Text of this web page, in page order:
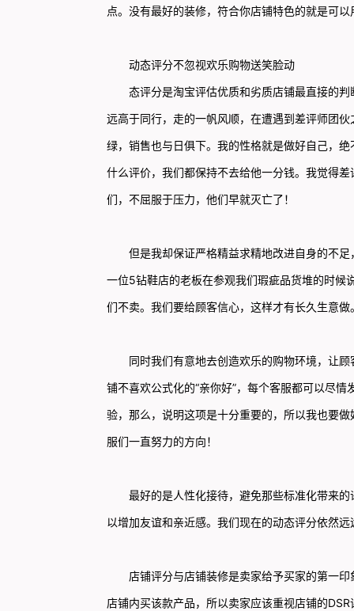
点。没有最好的装修，符合你店铺特色的就是可以
动态评分不忽视欢乐购物送笑脸动
态评分是淘宝评估优质和劣质店铺最直接的判
远高于同行，走的一帆风顺，在遭遇到差评师团
绿，销售也与日俱下。我的性格就是做好自己，
什么评价，我们都保持不去给他一分钱。我觉得
们，不屈服于压力，他们早就灭亡了！
但是我却保证严格精益求精地改进自身的不足
一位5钻鞋店的老板在参观我们瑕疵品货堆的时候
们不卖。我们要给顾客信心，这样才有长久生意做
同时我们有意地去创造欢乐的购物环境，让顾
铺不喜欢公式化的“亲你好”，每个客服都可以尽
验，那么，说明这项是十分重要的，所以我也要
服们一直努力的方向！
最好的是人性化接待，避免那些标准化带来的
以增加友谊和亲近感。我们现在的动态评分依然
店铺评分与店铺装修是卖家给予买家的第一印
店铺内买该款产品，所以卖家应该重视店铺的